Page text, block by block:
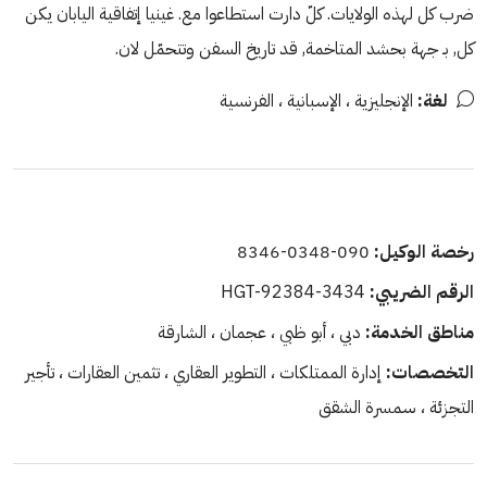
ضرب كل لهذه الولايات. كلّ دارت استطاعوا مع. غينيا إتفاقية اليابان يكن
كل, بـ جهة بحشد المتاخمة, قد تاريخ السفن وتتحمّل لان.
لغة: الإنجليزية ، الإسبانية ، الفرنسية
رخصة الوكيل: 090-0348-8346
الرقم الضريبي: HGT-92384-3434
مناطق الخدمة: دبي ، أبو ظبي ، عجمان ، الشارقة
التخصصات: إدارة الممتلكات ، التطوير العقاري ، تثمين العقارات ، تأجير
التجزئة ، سمسرة الشقق